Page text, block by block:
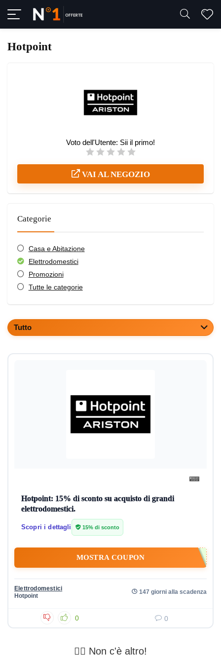
Hotpoint
Voto dell'Utente: Sii il primo!
VAI AL NEGOZIO
Categorie
Casa e Abitazione
Elettrodomestici
Promozioni
Tutte le categorie
Tutto
Hotpoint: 15% di sconto su acquisto di grandi
elettrodomestici.
Scopri i dettagli 15% di sconto
MOSTRA COUPON
Elettrodomestici
Hotpoint
147 giorni alla scadenza
0 0
🤷‍♂️ Non c'è altro!